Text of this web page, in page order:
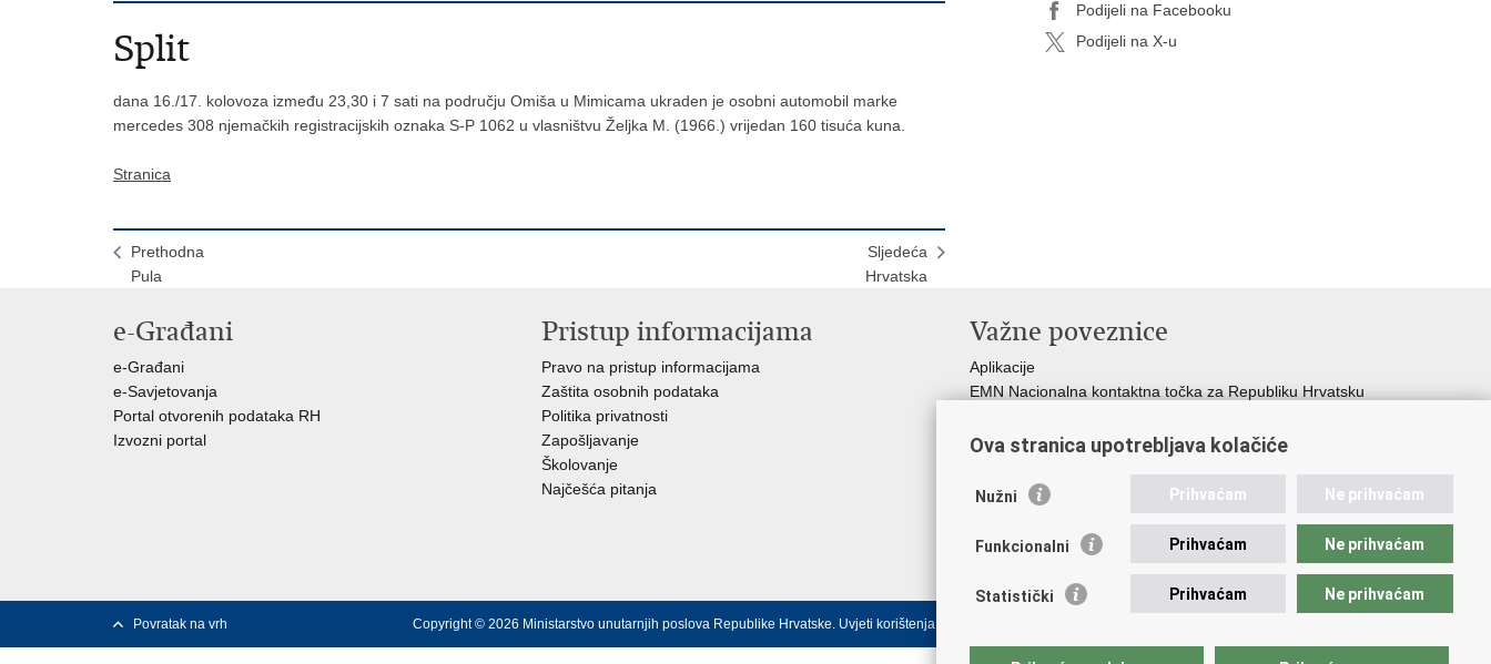
Split
dana 16./17. kolovoza između 23,30 i 7 sati na području Omiša u Mimicama ukraden je osobni automobil marke
mercedes 308 njemačkih registracijskih oznaka S-P 1062 u vlasništvu Željka M. (1966.) vrijedan 160 tisuća kuna.
Stranica
Prethodna
Pula
Sljedeća
Hrvatska
Podijeli na Facebooku
Podijeli na X-u
e-Građani
e-Građani
e-Savjetovanja
Portal otvorenih podataka RH
Izvozni portal
Pristup informacijama
Pravo na pristup informacijama
Zaštita osobnih podataka
Politika privatnosti
Zapošljavanje
Školovanje
Najčešća pitanja
Važne poveznice
Aplikacije
EMN Nacionalna kontaktna točka za Republiku Hrvatsku
Policijska akademija
Zaklada policijske solidarnosti
Udruge
Povratak na vrh Copyright © 2026 Ministarstvo unutarnjih poslova Republike Hrvatske. Uvjeti korištenja.
Ova stranica upotrebljava kolačiće
Nužni Prihvaćam Ne prihvaćam
Funkcionalni Prihvaćam Ne prihvaćam
Statistički Prihvaćam Ne prihvaćam